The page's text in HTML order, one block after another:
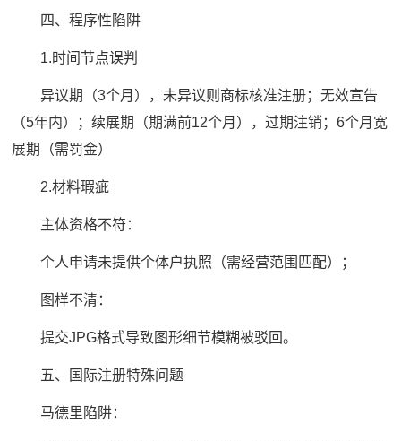
四、程序性陷阱
1.时间节点误判
异议期（3个月），未异议则商标核准注册；无效宣告
（5年内）；续展期（期满前12个月），过期注销；6个月宽
展期（需罚金）
2.材料瑕疵
主体资格不符：
个人申请未提供个体户执照（需经营范围匹配）；
图样不清：
提交JPG格式导致图形细节模糊被驳回。
五、国际注册特殊问题
马德里陷阱：